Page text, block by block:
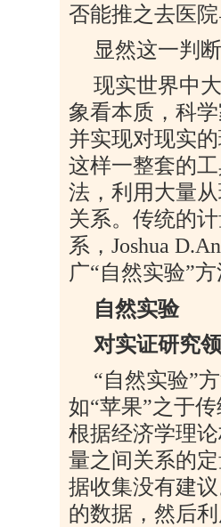
否能推之去医
显然这一判
现实世界中
象看本质，科
并实现对现实
这样一整套的
法，利用大量
关系。传统的
系， Joshua
广“自然实验”方
自然实验
对实证研究
“自然实验”
如“苹果”之于
根据经济学理
量之间关系的
据收集没有建
的数据，然后